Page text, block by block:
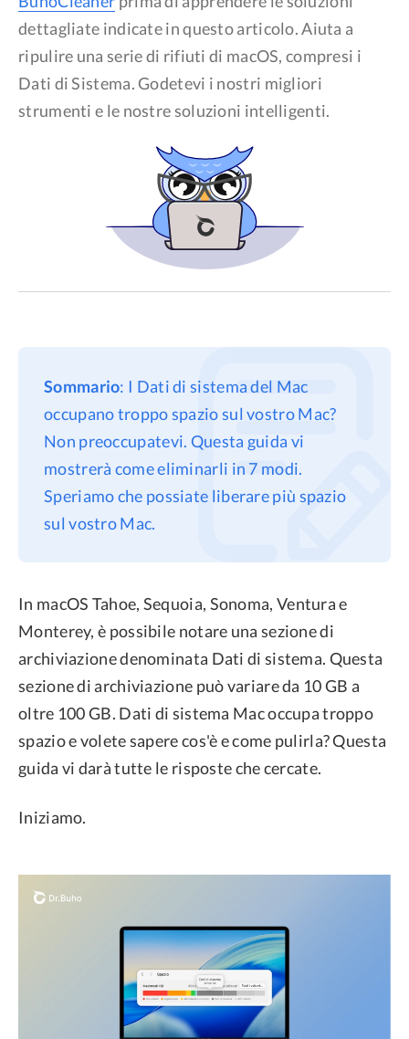
dettagliate indicate in questo articolo. Aiuta a
ripulire una serie di rifiuti di macOS, compresi i
Dati di Sistema. Godetevi i nostri migliori
strumenti e le nostre soluzioni intelligenti.
Sommario: I Dati di sistema del Mac
occupano troppo spazio sul vostro Mac?
Non preoccupatevi. Questa guida vi
mostrerà come eliminarli in 7 modi.
Speriamo che possiate liberare più spazio
sul vostro Mac.
In macOS Tahoe, Sequoia, Sonoma, Ventura e
Monterey, è possibile notare una sezione di
archiviazione denominata Dati di sistema. Questa
sezione di archiviazione può variare da 10 GB a
oltre 100 GB. Dati di sistema Mac occupa troppo
spazio e volete sapere cos'è e come pulirla? Questa
guida vi darà tutte le risposte che cercate.
Iniziamo.